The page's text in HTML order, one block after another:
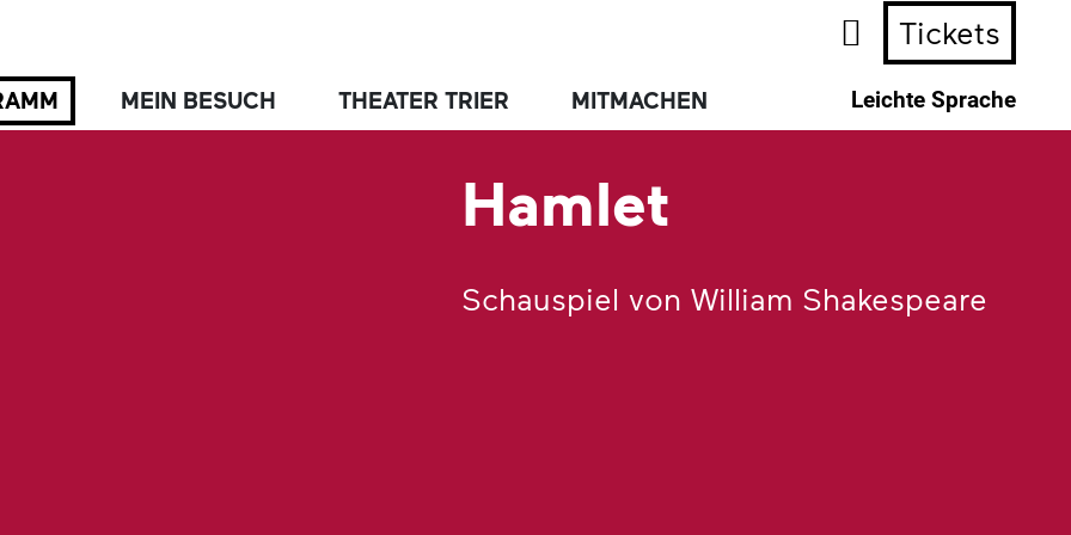
MEIN BESUCH THEATER TRIER MITMACHEN
Tickets
Leichte Sprache
Hamlet
Schauspiel von William Shakespeare